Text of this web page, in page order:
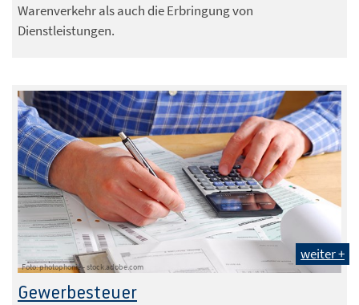
Warenverkehr als auch die Erbringung von
Dienstleistungen.
Foto: photophonie - stock.adobe.com
weiter +
Gewerbesteuer